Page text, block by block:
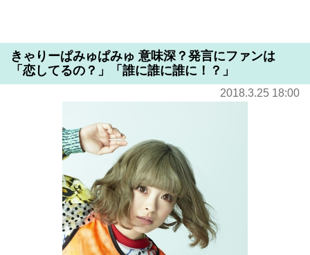
きゃりーぱみゅぱみゅ 意味深？発言にファンは
「恋してるの？」「誰に誰に誰に！？」
2018.3.25 18:00